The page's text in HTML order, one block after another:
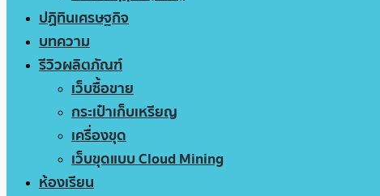
ปฏิทินเศรษฐกิจ
บทความ
รีวิวผลิตภัณฑ์
เว็บซื้อขาย
กระเป๋าเก็บเหรียญ
เครื่องขุด
เว็บขุดแบบ Cloud Mining
ห้องเรียน